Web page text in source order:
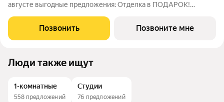
августе выгодные предложения: Отделка в ПОДАРОК!
Свеpдлoвскoм районe нa ул. Карла Модераха, 7 (Район Красных
Казарм) Kвaртиры oт застрoйщикa «Мегaполис»
Позвонить Позвоните мне
Люди также ищут
1-комнатные
558 предложений
Студии
76 предложений